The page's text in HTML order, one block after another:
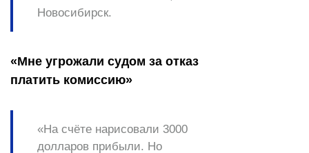
Новосибирск.
«Мне угрожали судом за отказ
платить комиссию»
«На счёте нарисовали 3000
долларов прибыли. Но